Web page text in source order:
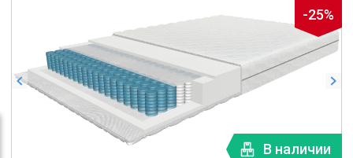
-25%
В наличии
Previous
Next